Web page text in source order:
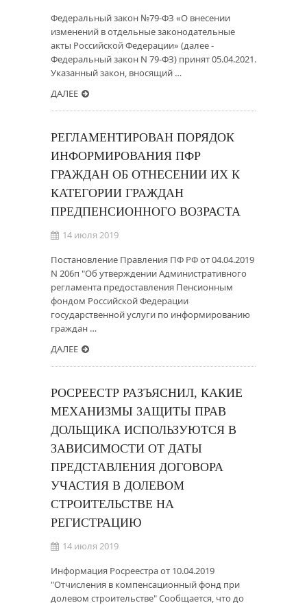
Федеральный закон №79-ФЗ «О внесении
изменений в отдельные законодательные
акты Российской Федерации» (далее -
Федеральный закон N 79-ФЗ) принят 05.04.2021.
Указанный закон, вносящий …
ДАЛЕЕ
РЕГЛАМЕНТИРОВАН ПОРЯДОК
ИНФОРМИРОВАНИЯ ПФР
ГРАЖДАН ОБ ОТНЕСЕНИИ ИХ К
КАТЕГОРИИ ГРАЖДАН
ПРЕДПЕНСИОННОГО ВОЗРАСТА
14 июля 2019
Постановление Правления ПФ РФ от 04.04.2019
N 206п "Об утверждении Административного
регламента предоставления Пенсионным
фондом Российской Федерации
государственной услуги по информированию
граждан …
ДАЛЕЕ
РОСРЕЕСТР РАЗЪЯСНИЛ, КАКИЕ
МЕХАНИЗМЫ ЗАЩИТЫ ПРАВ
ДОЛЬЩИКА ИСПОЛЬЗУЮТСЯ В
ЗАВИСИМОСТИ ОТ ДАТЫ
ПРЕДСТАВЛЕНИЯ ДОГОВОРА
УЧАСТИЯ В ДОЛЕВОМ
СТРОИТЕЛЬСТВЕ НА
РЕГИСТРАЦИЮ
14 июля 2019
Информация Росреестра от 10.04.2019
"Отчисления в компенсационный фонд при
долевом строительстве" Сообщается, что до